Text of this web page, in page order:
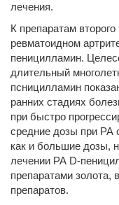
лечения.
К препаратам
ревматоидном
пеницилламин.
длительный
псницилламин
ранних стадиях
при быстро
средние дозы при РА
как и большие дозы,
лечении РА D-
препаратами золота,
препаратов.